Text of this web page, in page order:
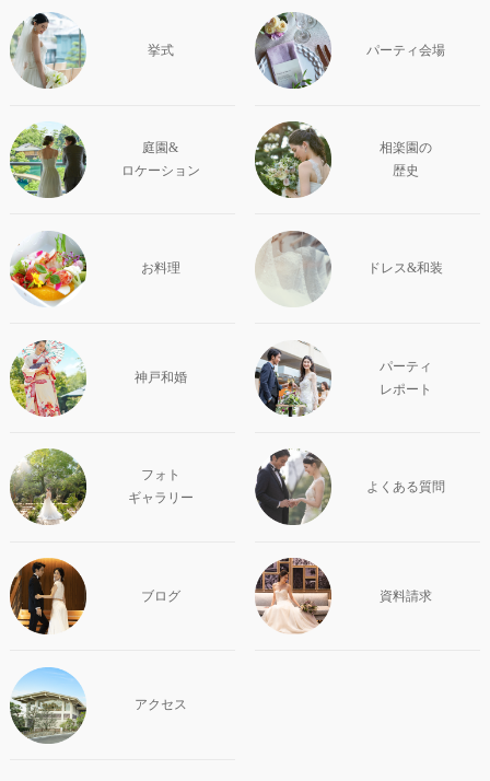
挙式 パーティ会場
庭園&
ロケーション
相楽園の
歴史
お料理 ドレス&和装
神戸和婚
パーティ
レポート
フォト
ギャラリー
よくある質問
ブログ 資料請求
アクセス